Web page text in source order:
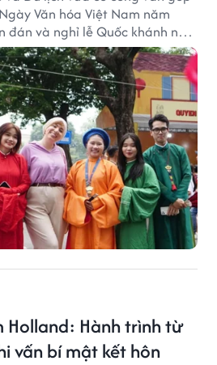
Văn hóa Việt Nam năm
đán và nghỉ lễ Quốc khánh năm
Holland: Hành trình từ
vấn bí mật kết hôn